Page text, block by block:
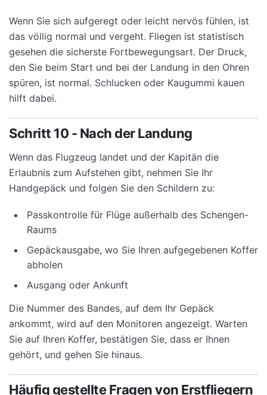
Wenn Sie sich aufgeregt oder leicht nervös fühlen, ist
das völlig normal und vergeht. Fliegen ist statistisch
gesehen die sicherste Fortbewegungsart. Der Druck,
den Sie beim Start und bei der Landung in den Ohren
spüren, ist normal. Schlucken oder Kaugummi kauen
hilft dabei.
Schritt 10 - Nach der Landung
Wenn das Flugzeug landet und der Kapitän die
Erlaubnis zum Aufstehen gibt, nehmen Sie Ihr
Handgepäck und folgen Sie den Schildern zu:
Passkontrolle für Flüge außerhalb des Schengen-
Raums
Gepäckausgabe, wo Sie Ihren aufgegebenen Koffer
abholen
Ausgang oder Ankunft
Die Nummer des Bandes, auf dem Ihr Gepäck
ankommt, wird auf den Monitoren angezeigt. Warten
Sie auf Ihren Koffer, bestätigen Sie, dass er Ihnen
gehört, und gehen Sie hinaus.
Häufig gestellte Fragen von Erstfliegern